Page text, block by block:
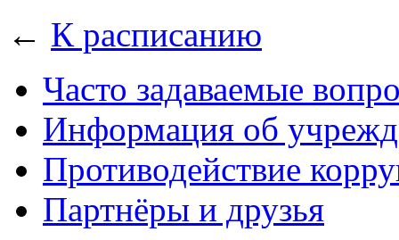
← К расписанию
Часто задаваемые
Информация об
Противодействие
Партнёры и друзья